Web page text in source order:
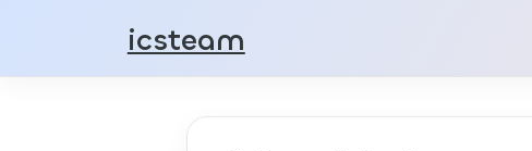
icsteam